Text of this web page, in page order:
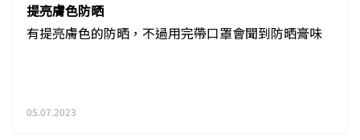
提亮膚色防晒
有提亮膚色的防晒，不過用完帶口罩會聞到防晒膏味
05.07.2023